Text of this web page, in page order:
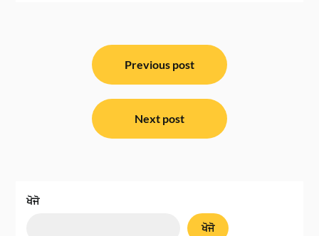
Previous post
Next post
ਖੋਜੋ
ਖੋਜੋ